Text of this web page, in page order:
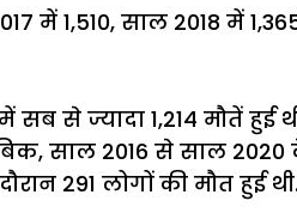
में 1,510, साल 2018 में
से ज्यादा 1,214 मौतें
साल 2016 से साल
291 लोगों की मौत हुई थी.